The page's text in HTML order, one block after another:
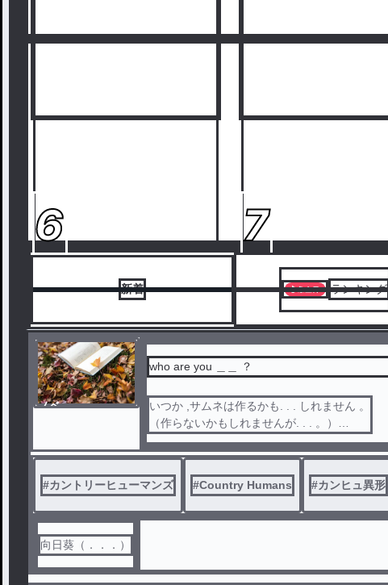
6 7
新着 ランキング
ノベ
who are you ＿＿ ？
いつか ,サムネは作るかも. . . しれません 。
（作らないかもしれませんが. . . 。）
残酷な描写あり（血表現,死表現 等 。）
#カントリーヒューマンズ #Country Humans #カンヒュ異形
向日葵（．．．）